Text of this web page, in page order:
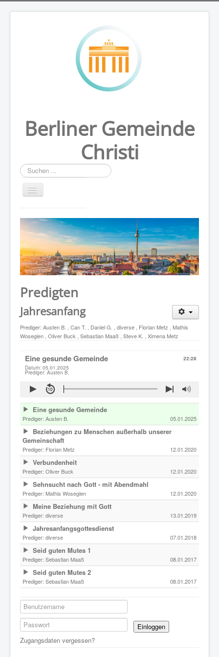
Berliner Gemeinde
Christi
Suchen
...
WER WIR SIND
GOTTESDIENST
PREDIGTEN
KONTAKT
Predigten
Jahresanfang
Prediger: Austen B. Can T. Daniel G. diverse Florian Metz
Mathis
Wosegien Oliver Buck Sebastian Maaß Steve K. Ximena Metz
22:28
Eine gesunde Gemeinde
Datum: 05.01.2025
Prediger: Austen B.
Eine gesunde Gemeinde
Prediger: Austen B. 05.01.2025
Beziehungen zu Menschen außerhalb unserer
Gemeinschaft
Prediger: Florian Metz 12.01.2020
Verbundenheit
Prediger: Oliver Buck 12.01.2020
Sehnsucht nach Gott - mit Abendmahl
Prediger: Mathis Wosegien 12.01.2020
Meine Beziehung mit Gott
Prediger: diverse 13.01.2019
Jahresanfangsgottesdienst
Prediger: diverse 07.01.2018
Seid guten Mutes 1
Prediger: Sebastian Maaß 08.01.2017
Seid guten Mutes 2
Prediger: Sebastian Maaß 08.01.2017
Einloggen
Zugangsdaten vergessen?